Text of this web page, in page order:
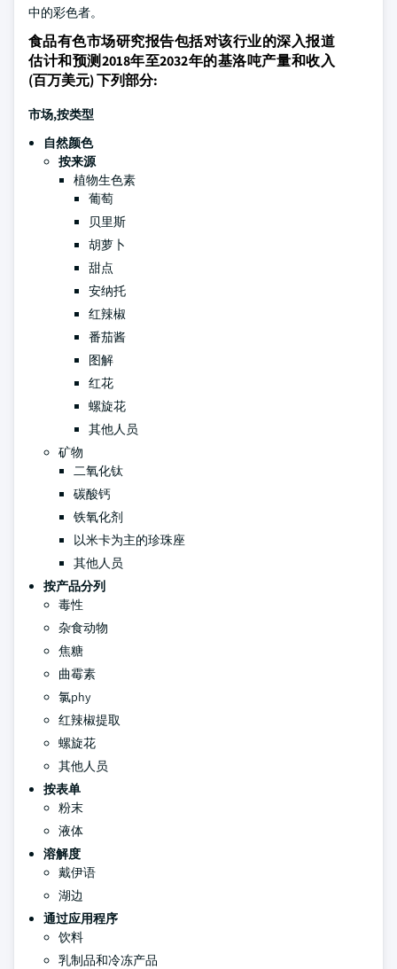
中的彩色者。
食品有色市场研究报告包括对该行业的深入报道
估计和预测2018年至2032年的基洛吨产量和收入
(百万美元) 下列部分:
市场,按类型
自然颜色
按来源
植物生色素
葡萄
贝里斯
胡萝卜
甜点
安纳托
红辣椒
番茄酱
图解
红花
螺旋花
其他人员
矿物
二氧化钛
碳酸钙
铁氧化剂
以米卡为主的珍珠座
其他人员
按产品分列
毒性
杂食动物
焦糖
曲霉素
氯phy
红辣椒提取
螺旋花
其他人员
按表单
粉末
液体
溶解度
戴伊语
湖边
通过应用程序
饮料
乳制品和冷冻产品